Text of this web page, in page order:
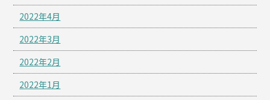
2022年4月
2022年3月
2022年2月
2022年1月